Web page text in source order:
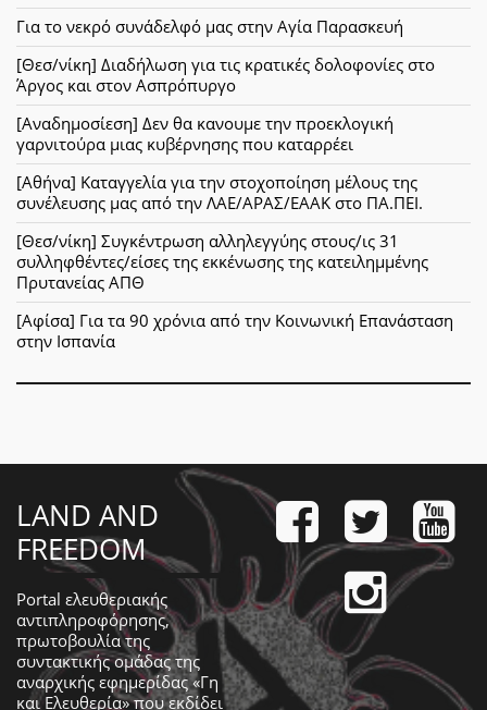
Για το νεκρό συνάδελφό μας στην Αγία Παρασκευή
[Θεσ/νίκη] Διαδήλωση για τις κρατικές δολοφονίες στο
Άργος και στον Ασπρόπυργο
[Αναδημοσίεση] Δεν θα κανουμε την προεκλογική
γαρνιτούρα μιας κυβέρνησης που καταρρέει
[Αθήνα] Καταγγελία για την στοχοποίηση μέλους της
συνέλευσης μας από την ΛΑΕ/ΑΡΑΣ/ΕΑΑΚ στο ΠΑ.ΠΕΙ.
[Θεσ/νίκη] Συγκέντρωση αλληλεγγύης στους/ις 31
συλληφθέντες/είσες της εκκένωσης της κατειλημμένης
Πρυτανείας ΑΠΘ
[Αφίσα] Για τα 90 χρόνια από την Κοινωνική Επανάσταση
στην Ισπανία
LAND AND
FREEDOM
Portal ελευθεριακής
αντιπληροφόρησης,
πρωτοβουλία της
συντακτικής ομάδας της
αναρχικής εφημερίδας «Γη
και Ελευθερία» που εκδίδει